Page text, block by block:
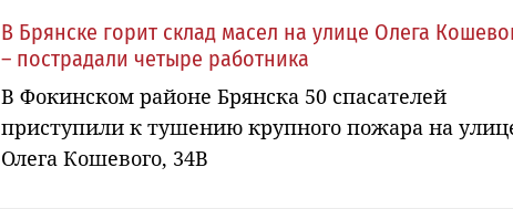
В Брянске горит склад масел на улице Олега
– пострадали четыре работника
В Фокинском районе Брянска 50 спасателей
приступили к тушению крупного пожара на
Олега Кошевого, 34В